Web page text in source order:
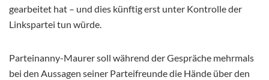
gearbeitet hat – und dies künftig erst unter Kontrolle der
Linkspartei tun würde.
Parteinanny-Maurer soll während der Gespräche mehrmals
bei den Aussagen seiner Parteifreunde die Hände über den